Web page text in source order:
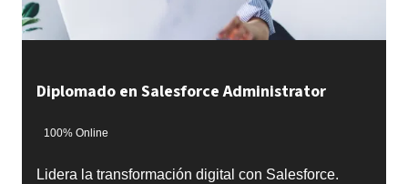
Diplomado en Salesforce Administrator
100% Online
Lidera la transformación digital con Salesforce.